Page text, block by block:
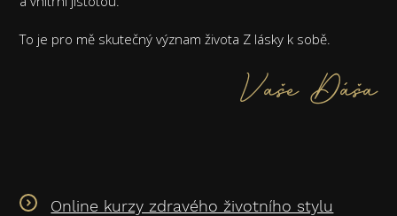
To je pro mě skutečný význam života Z lásky k sobě.
Vaše Dáša
Online kurzy zdravého životního stylu